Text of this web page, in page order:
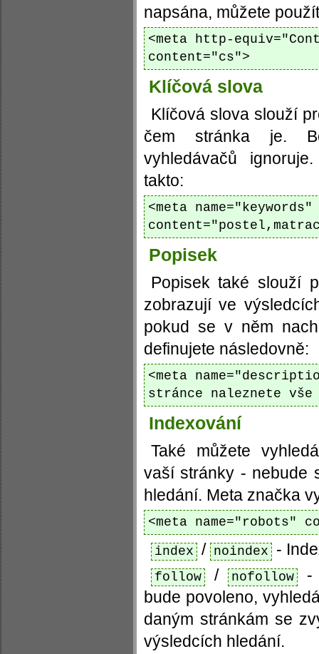
napsána, můžete
<meta http-
content="cs">
Klíčová slova
Klíčová slova slouží
čem stránka je.
vyhledávačů
takto:
<meta name="keywords"
Popisek
Popisek také slouží
zobrazují ve
pokud se v něm
definujete následovně:
<meta
stránce naleznete
Indexování
Také můžete
vaší stránky - nebude
hledání. Meta značka
<meta name="robots"
index / noindex -
follow / nofollow -
bude povoleno,
daným stránkám se
výsledcích hledání.